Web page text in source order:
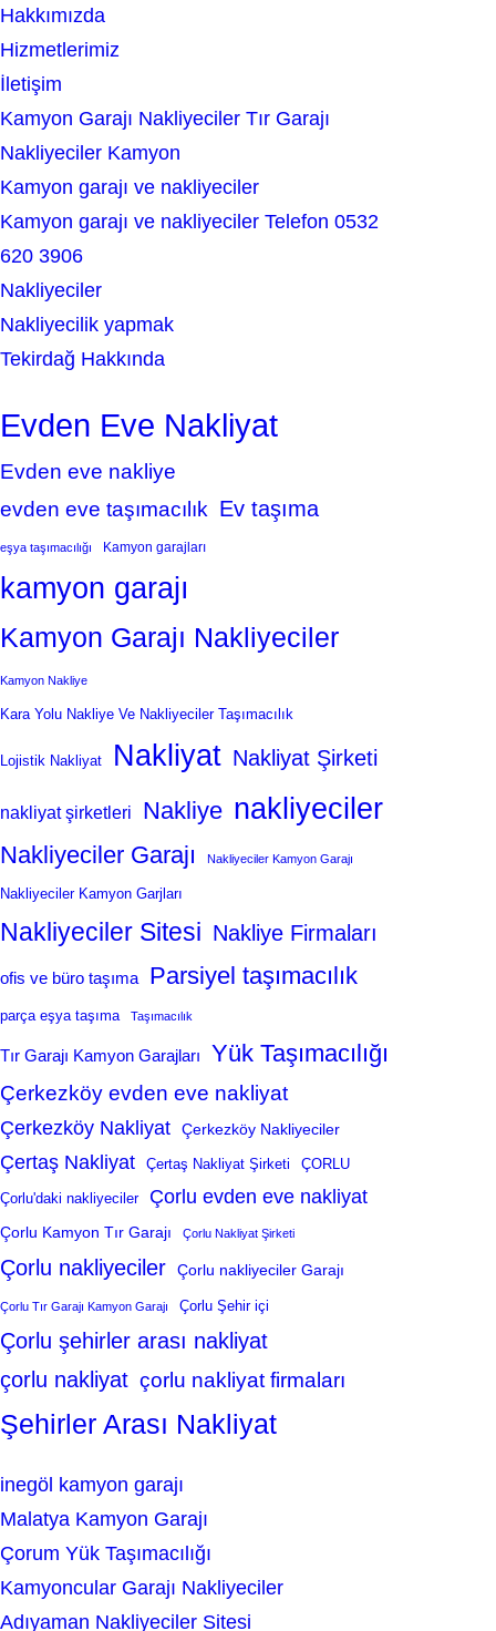
hHakkımızda
Hizmetlerimiz
İletişim
Kamyon Garajı Nakliyeciler Tır Garajı
Nakliyeciler Kamyon
Kamyon garajı ve nakliyeciler
Kamyon garajı ve nakliyeciler Telefon 0532
620 3906
Nakliyeciler
Nakliyecilik yapmak
Tekirdağ Hakkında
Evden Eve Nakliyat
Evden eve nakliye
evden eve taşımacılık Ev taşıma
eşya taşımacılığı Kamyon garajları
kamyon garajı
Kamyon Garajı Nakliyeciler
Kamyon Nakliye
Kara Yolu Nakliye Ve Nakliyeciler Taşımacılık
Lojistik Nakliyat Nakliyat Nakliyat Şirketi
nakliyat şirketleri Nakliye nakliyeciler
Nakliyeciler Garajı Nakliyeciler Kamyon Garajı
Nakliyeciler Kamyon Garjları
Nakliyeciler Sitesi Nakliye Firmaları
ofis ve büro taşıma Parsiyel taşımacılık
parça eşya taşıma Taşımacılık
Tır Garajı Kamyon Garajları Yük Taşımacılığı
Çerkezköy evden eve nakliyat
Çerkezköy Nakliyat Çerkezköy Nakliyeciler
Çertaş Nakliyat Çertaş Nakliyat Şirketi ÇORLU
Çorlu'daki nakliyeciler Çorlu evden eve nakliyat
Çorlu Kamyon Tır Garajı Çorlu Nakliyat Şirketi
Çorlu nakliyeciler Çorlu nakliyeciler Garajı
Çorlu Tır Garajı Kamyon Garajı Çorlu Şehir içi
Çorlu şehirler arası nakliyat
çorlu nakliyat çorlu nakliyat firmaları
Şehirler Arası Nakliyat
inegöl kamyon garajı
Malatya Kamyon Garajı
Çorum Yük Taşımacılığı
Kamyoncular Garajı Nakliyeciler
Adıyaman Nakliyeciler Sitesi